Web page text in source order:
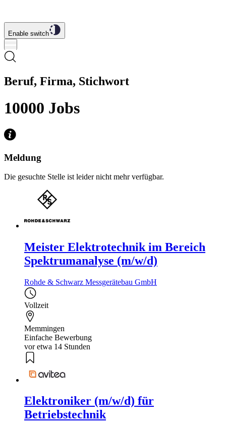
Enable switch
Beruf, Firma, Stichwort
10000 Jobs
Meldung
Die gesuchte Stelle ist leider nicht mehr verfügbar.
Meister Elektrotechnik im Bereich
Spektrumanalyse (m/w/d)
Rohde & Schwarz Messgerätebau GmbH
Vollzeit
Memmingen
Einfache Bewerbung
vor etwa 14 Stunden
Elektroniker (m/w/d) für
Betriebstechnik